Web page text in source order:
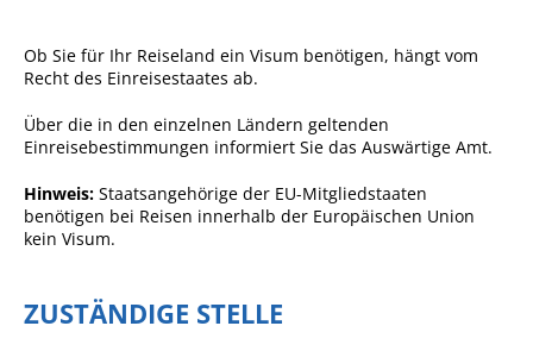
Kindertageseinrichtungen
Schulkindbetreuung
Grundschule
Musikschule
Ob Sie für Ihr Reiseland ein Visum benötigen, hängt vom
Recht des Einreisestaates ab.
Über die in den einzelnen Ländern geltenden
Einreisebestimmungen informiert Sie das Auswärtige Amt.
Hinweis: Staatsangehörige der EU-Mitgliedstaaten
benötigen bei Reisen innerhalb der Europäischen Union
kein Visum.
ZUSTÄNDIGE STELLE